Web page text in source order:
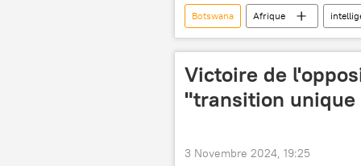
Botswana Afrique
Rwanda
Kenya
Victoire de
"transition unique
3 Novembre 2024, 19:25